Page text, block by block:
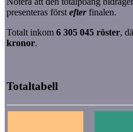
presenteras först efterfinalen.
Totalt inkom 6 305 045 röster,
kronor.
Totaltabell